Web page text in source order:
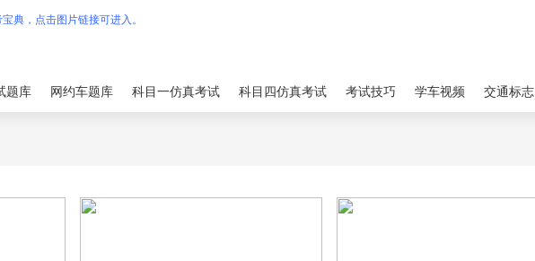
题库 网约车题库 科目一仿真考试 科目四仿真考试 考试技巧 学车视频 交通标志